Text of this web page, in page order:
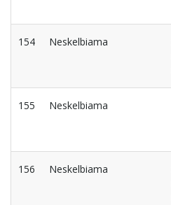
154 Neskelbiama
155 Neskelbiama
156 Neskelbiama